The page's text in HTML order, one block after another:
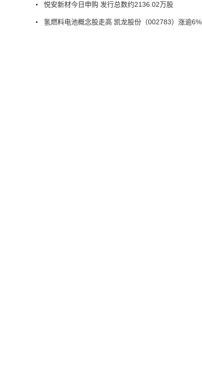
悦安新材今日申购 发行总数约2136.02万股
氢燃料电池概念股走高 凯龙股份（002783）涨逾6%